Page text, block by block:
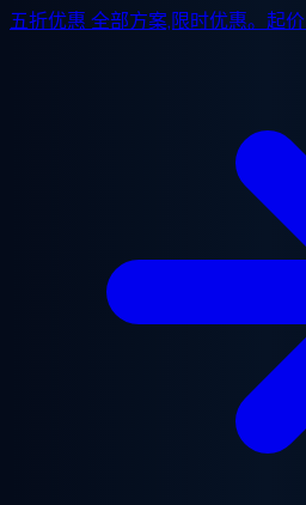
五折优惠 全部方案,限时优惠。起价